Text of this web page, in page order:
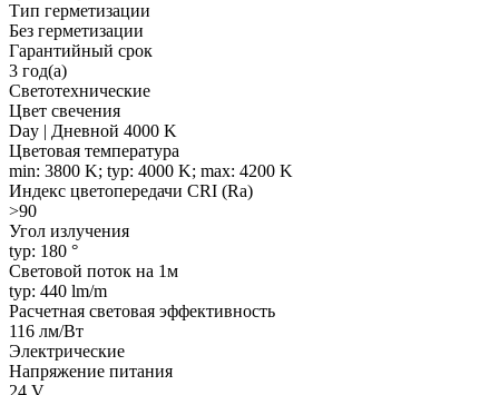
Тип герметизации
Без герметизации
Гарантийный срок
3 год(а)
Светотехнические
Цвет свечения
Day | Дневной 4000 K
Цветовая температура
min: 3800 K; typ: 4000 K; max: 4200 K
Индекс цветопередачи CRI (Ra)
>90
Угол излучения
typ: 180 °
Световой поток на 1м
typ: 440 lm/m
Расчетная световая эффективность
116 лм/Вт
Электрические
Напряжение питания
24 V